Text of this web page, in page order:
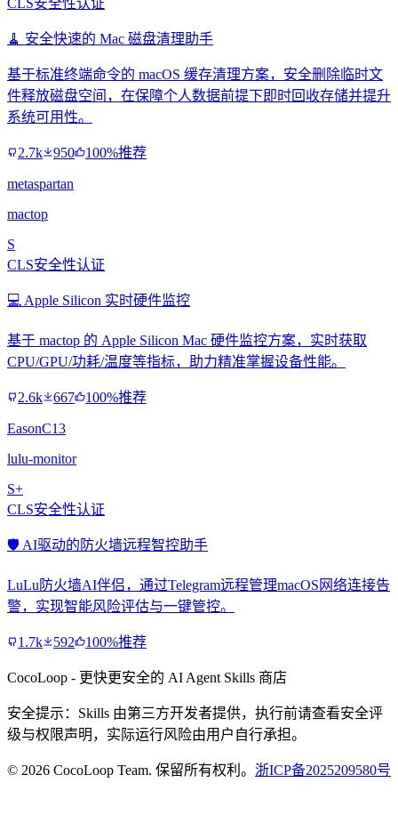
CLS安全性认证
🧹 安全快速的 Mac 磁盘清理助手
基于标准终端命令的 macOS 缓存清理方案，安全删除临时文
件释放磁盘空间，在保障个人数据前提下即时回收存储并提升
系统可用性。
2.7k 950 100%推荐
metaspartan
mactop
S
CLS安全性认证
💻 Apple Silicon 实时硬件监控
基于 mactop 的 Apple Silicon Mac 硬件监控方案，实时获取
CPU/GPU/功耗/温度等指标，助力精准掌握设备性能。
2.6k 667 100%推荐
EasonC13
lulu-monitor
S+
CLS安全性认证
🛡️ AI驱动的防火墙远程智控助手
LuLu防火墙AI伴侣，通过Telegram远程管理macOS网络连接告
警，实现智能风险评估与一键管控。
1.7k 592 100%推荐
CocoLoop - 更快更安全的 AI Agent Skills 商店
安全提示：Skills 由第三方开发者提供，执行前请查看安全评
级与权限声明，实际运行风险由用户自行承担。
© 2026 CocoLoop Team. 保留所有权利。 浙ICP备2025209580号